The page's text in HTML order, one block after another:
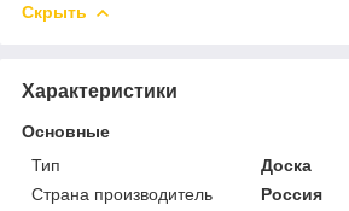
Скрыть
Характеристики
Основные
Тип
Доска
Страна производитель
Россия